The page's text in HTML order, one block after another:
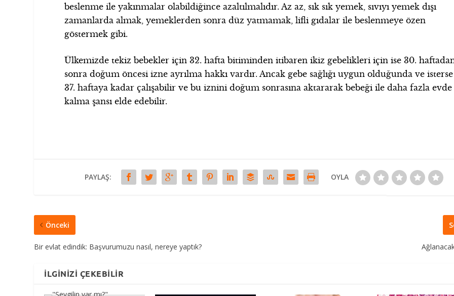
beslenme ile yakınmalar olabildiğince azaltılmalıdır. Az az, sık sık yemek, sıvıyı yemek dışı
zamanlarda almak, yemeklerden sonra düz yatmamak, lifli gıdalar ile beslenmeye özen
göstermek gibi.
Ülkemizde tekiz bebekler için 32. hafta bitiminden itibaren ikiz gebelikleri için ise 30.
sonra doğum öncesi izne ayrılma hakkı vardır. Ancak gebe sağlığı uygun olduğunda ve isterse
37. haftaya kadar çalışabilir ve bu iznini doğum sonrasına aktararak bebeği ile daha fazla evde
kalma şansı elde edebilir.
PAYLAŞ: OYLA
Önceki
Bir evlat edindik: Başvurumuzu nasıl, nereye yaptık?
İLGINIZI ÇEKEBILIR